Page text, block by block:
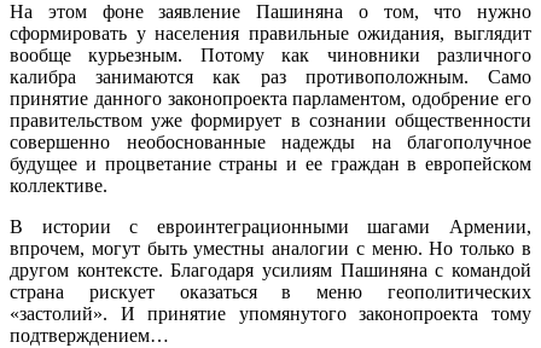
На этом фоне заявление Пашиняна о том, что нужно
сформировать у населения правильные ожидания, выглядит
вообще курьезным. Потому как чиновники различного
калибра занимаются как раз противоположным. Само
принятие данного законопроекта парламентом, одобрение его
правительством уже формирует в сознании общественности
совершенно необоснованные надежды на благополучное
будущее и процветание страны и ее граждан в европейском
коллективе.
В истории с евроинтеграционными шагами Армении,
впрочем, могут быть уместны аналогии с меню. Но только в
другом контексте. Благодаря усилиям Пашиняна с командой
страна рискует оказаться в меню геополитических
«застолий». И принятие упомянутого законопроекта тому
подтверждением…